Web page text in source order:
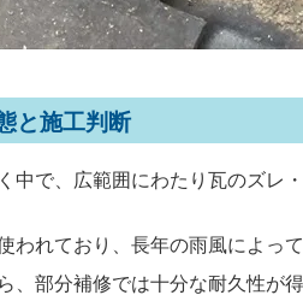
と施工判断
中で、広範囲にわたり瓦のズレ
われており、長年の雨風によっ
、部分補修では十分な耐久性が得